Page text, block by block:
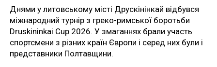
Днями у литовському місті Друскінінкай відбувся
міжнародний турнір з греко-римської боротьби
Druskininkai Cup 2026. У змаганнях брали участь
спортсмени з різних країн Європи і серед них були і
представники Полтавщини.